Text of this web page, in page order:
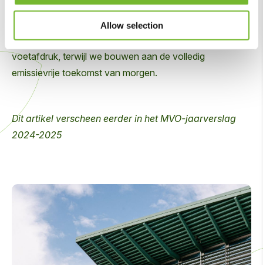
Allow selection
Voor opdrachtgevers is het een bewijs dat duurzaamheid
niet alleen ambitie is, maar ook dagelijkse praktijk. Met
HVO100 verkleinen we vandaag onze ecologische
voetafdruk, terwijl we bouwen aan de volledig
emissievrije toekomst van morgen.
Dit artikel verscheen eerder in het MVO-jaarverslag
2024-2025